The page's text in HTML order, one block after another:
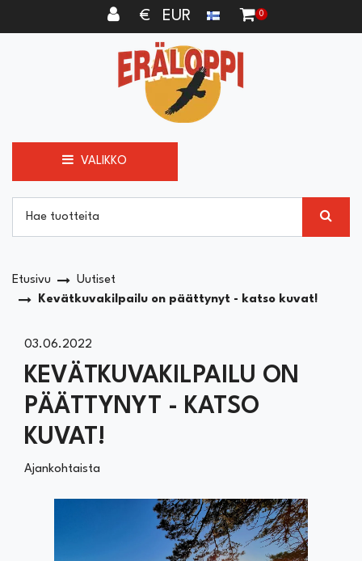
€ EUR 0
VALIKKO
Etusivu
Uutiset
Kevätkuvakilpailu on päättynyt - katso kuvat!
03.06.2022
KEVÄTKUVAKILPAILU ON
PÄÄTTYNYT - KATSO
KUVAT!
Ajankohtaista